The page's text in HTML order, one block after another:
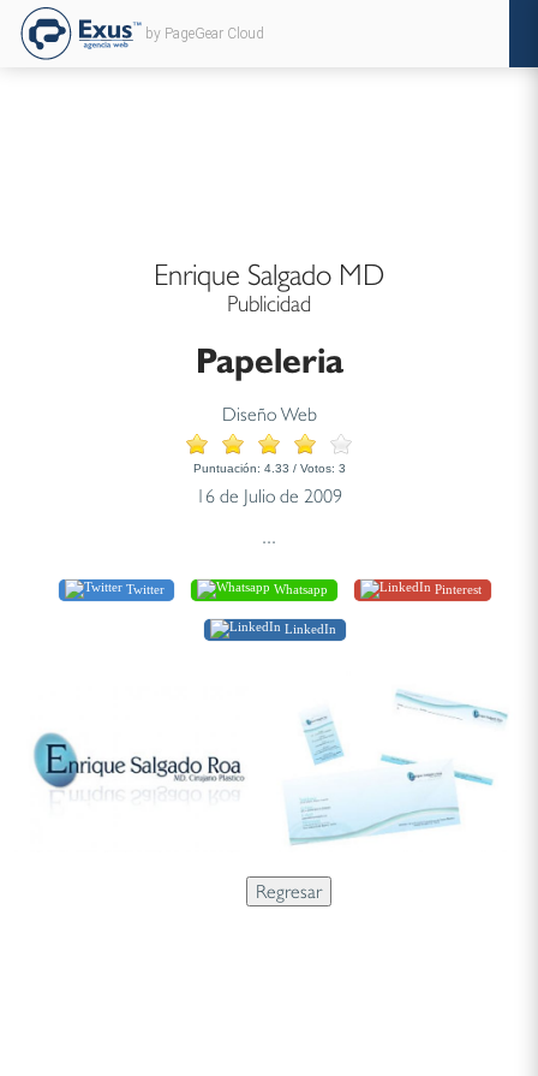
by PageGear Cloud
Enrique Salgado MD
Publicidad
Papeleria
Diseño Web
Puntuación: 4.33 / Votos: 3
16 de Julio de 2009
...
Twitter Whatsapp Pinterest
LinkedIn